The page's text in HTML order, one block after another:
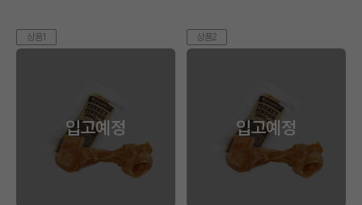
상품1
입고예정
상품2
입고예정